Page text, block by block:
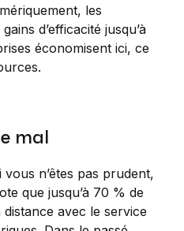
les
d’efficacité jusqu’à
économisent ici, ce
mal
n’êtes pas prudent,
que jusqu’à 70 % de
avec le service